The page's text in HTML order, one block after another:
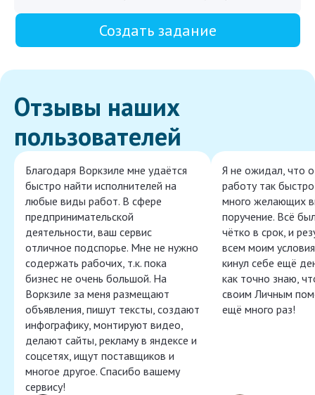
Создать задание
Отзывы наших
пользователей
Благодаря Воркзиле мне удаётся
быстро найти исполнителей на
любые виды работ. В сфере
предпринимательской
деятельности, ваш сервис
отличное подспорье. Мне не нужно
содержать рабочих, т.к. пока
бизнес не очень большой. На
Воркзиле за меня размещают
объявления, пишут тексты, создают
инфографику, монтируют видео,
делают сайты, рекламу в яндексе и
соцсетях, ищут поставщиков и
многое другое. Спасибо вашему
сервису!
Я не ожидал, что
работу так
много желающих
поручение. Всё
чётко в срок, и
всем моим
кинул себе ещё
как точно знаю,
своим Личным
ещё много раз!